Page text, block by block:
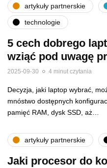
artykuły partnerskie
technologie
5 cech dobrego
wziąć pod uwagę
2025-09-30 4 minut czytania
Decyzja, jaki laptop wybrać,
mnóstwo dostępnych
pamięć RAM, dysk SSD, aż…
artykuły partnerskie
Jaki procesor do